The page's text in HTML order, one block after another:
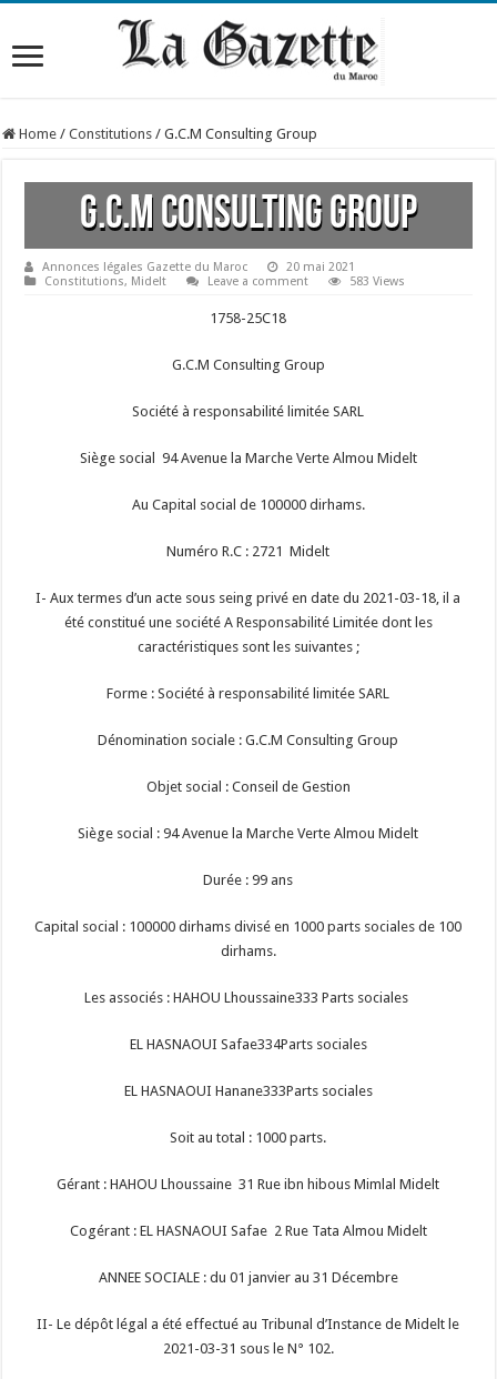
Home / Constitutions / G.C.M Consulting Group
G.C.M Consulting Group
Annonces légales Gazette du Maroc
20 mai 2021
Constitutions, Midelt Leave a comment 583 Views
1758-25C18
G.C.M Consulting Group
Société à responsabilité limitée SARL
Siège social 94 Avenue la Marche Verte Almou Midelt
Au Capital social de 100000 dirhams.
Numéro R.C : 2721 Midelt
I- Aux termes d’un acte sous seing privé en date du 2021-03-18, il a
été constitué une société A Responsabilité Limitée dont les
caractéristiques sont les suivantes ;
Forme : Société à responsabilité limitée SARL
Dénomination sociale : G.C.M Consulting Group
Objet social : Conseil de Gestion
Siège social : 94 Avenue la Marche Verte Almou Midelt
Durée : 99 ans
Capital social : 100000 dirhams divisé en 1000 parts sociales de 100
dirhams.
Les associés : HAHOU Lhoussaine333 Parts sociales
EL HASNAOUI Safae334Parts sociales
EL HASNAOUI Hanane333Parts sociales
Soit au total : 1000 parts.
Gérant : HAHOU Lhoussaine 31 Rue ibn hibous Mimlal Midelt
Cogérant : EL HASNAOUI Safae 2 Rue Tata Almou Midelt
ANNEE SOCIALE : du 01 janvier au 31 Décembre
II- Le dépôt légal a été effectué au Tribunal d’Instance de Midelt le
2021-03-31 sous le N° 102.